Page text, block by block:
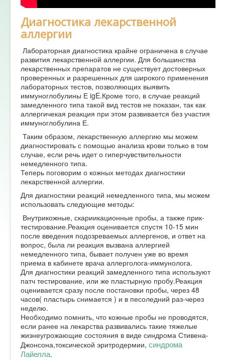
Диагностика лекарственной
аллергии
Лабораторная диагностика крайне ограничена в случае
развития лекарственной аллергии. Для большинства
лекарственных препаратов не существует достоверных
проверенных и разрешенных для широкого применения
лабораторных тестов, позволяющих выявить
иммуноглобулины Е igE.Кроме того, в случае реакций
замедленного типа такой вид тестов не показан, так как
аллергичекая реакция при этом развивается без участия
иммуноглобулина Е.
Таким образом, лекарственную аллергию мы можем
диагностировать с помощью анализа крови только в том
случае, если речь идет о гиперчувствительности
немедленного типа.
Теперь поговорим о кожных методах диагностики
лекарственной аллергии.
Для диагностики реакций немедленного типа, мы можем
использовать следующие методы:
Внутрикожные, скариикационные пробы, а также прик-
тестирование.Реакция оценивается спустя 10-15 мин
после введения подозреваемых аллергенов, и ответ на
вопрос, была ли реакция вызвана аллергией
немедленного типа, бывает получен уже во время
приема в кабинете врача аллерголога-иммунолога.
Для диагностики реакций замедленного типа используют
патч тестирование, или же пластырную пробу.Реакция
оценивается сразу после постановки пробы, через 48
часов( пластырь снимается ) и в песоледний раз-через
неделю.
Необходимо помнить, что кожные пробы не проводятся,
если ранее на лекарства развивались такие тяжелые
жизнеугрожающие состояния в виде синдрома Стивена-
Джонсона,токсической эритродермии, синдрома
Лайелла.